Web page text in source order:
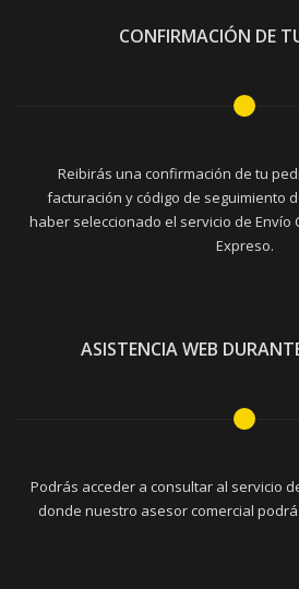
CONFIRMACIÓN DE
Reibirás una confirmación de tu
facturación y código de seguimiento
haber seleccionado el servicio de Envío
Expreso.
ASISTENCIA WEB
Podrás acceder a consultar al servicio
donde nuestro asesor comercial